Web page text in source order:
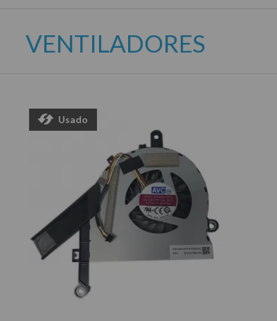
VENTILADORES
Usado